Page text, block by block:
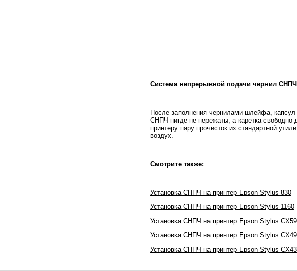
Система непрерывной подачи чернил СНПЧ
После заполнения чернилами шлейфа,
СНПЧ нигде не пережаты, а каретка свободно
принтеру пару прочисток из стандартной
воздух.
Смотрите также:
Установка СНПЧ на принтер Epson Stylus 830
Установка СНПЧ на принтер Epson Stylus 1160
Установка СНПЧ на принтер Epson Stylus
Установка СНПЧ на принтер Epson Stylus
Установка СНПЧ на принтер Epson Stylus